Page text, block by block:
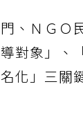
、ＮＧＯ
對象」、
化」三關